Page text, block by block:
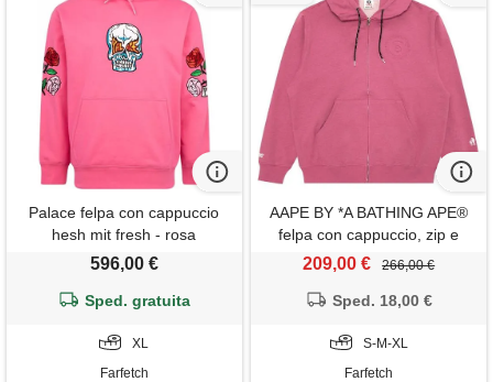
Palace felpa con cappuccio
hesh mit fresh - rosa
596,00 €
Sped. gratuita
XL
Farfetch
AAPE BY *A BATHING APE®
felpa con cappuccio, zip e
logo - rosa
209,00 € 266,00 €
Sped. 18,00 €
S-M-XL
Farfetch